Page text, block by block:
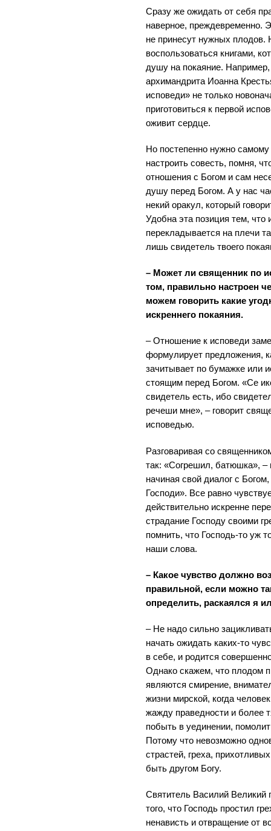
Сразу же ожидать от себя
наверное, преждевременно.
не принесут нужных плодов.
воспользоваться книгами,
душу на покаяние. Например,
архимандрита Иоанна
исповеди» не только
приготовиться к первой
оживит сердце.
Но постепенно нужно
настроить совесть, помня,
отношения с Богом и сам
душу перед Богом. А у нас
некий оракул, который
Удобна эта позиция тем, что
перекладывается на плечи
лишь свидетель твоего
– Может ли священник по
том, правильно настроен
можем говорить какие
искреннего покаяния.
– Отношение к исповеди
формулирует предложения,
зачитывает по бумажке или
стоящим перед Богом. «Се
свидетель есть, ибо
речеши мне», – говорит
исповедью.
Разговаривая со
так: «Согрешил, батюшка»,
начиная свой диалог с
Господи». Все равно
действительно искренне
страдание Господу своими
помнить, что Господь-то уж
наши слова.
– Какое чувство должно
правильной, если можно
определить, раскаялся я
– Не надо сильно
начать ожидать каких-то
в себе, и родится
Однако скажем, что плодом
являются смирение,
жизни мирской, когда
жажду праведности и более
побыть в уединении,
Потому что невозможно
страстей, греха,
быть другом Богу.
Святитель Василий Великий
того, что Господь простил
ненависть и отвращение от